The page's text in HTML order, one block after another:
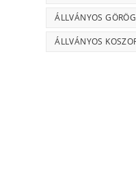
ÁLLVÁNYOS
ÁLLVÁNYOS